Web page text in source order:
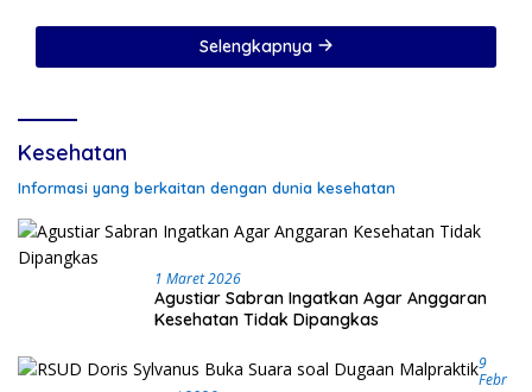
Selengkapnya
Kesehatan
Informasi yang berkaitan dengan dunia kesehatan
1 Maret 2026
Agustiar Sabran Ingatkan Agar Anggaran
Kesehatan Tidak Dipangkas
9
Febr